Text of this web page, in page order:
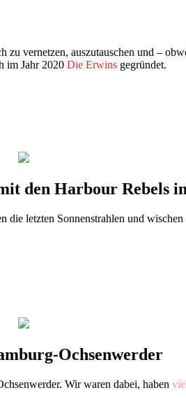
vernetzen, auszutauschen und –
im Jahr 2020 Die Erwins gegründet.
den Harbour Rebels
letzten Sonnenstrahlen und
Ochsenwerder
Wir waren dabei, haben